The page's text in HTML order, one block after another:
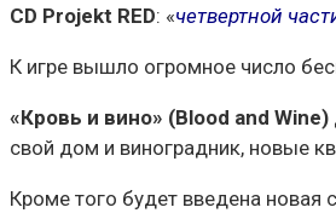
CD Projekt RED: «четвертной
К игре вышло огромное число
«Кровь и вино» (Blood and Wine)
свой дом и виноградник, новые
Кроме того будет введена новая